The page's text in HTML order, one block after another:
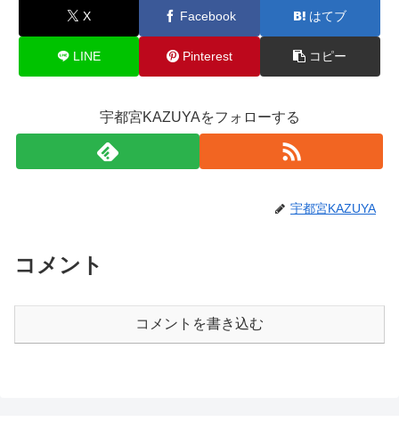
X Facebook はてブ
LINE Pinterest コピー
宇都宮KAZUYAをフォローする
宇都宮KAZUYA
コメント
コメントを書き込む